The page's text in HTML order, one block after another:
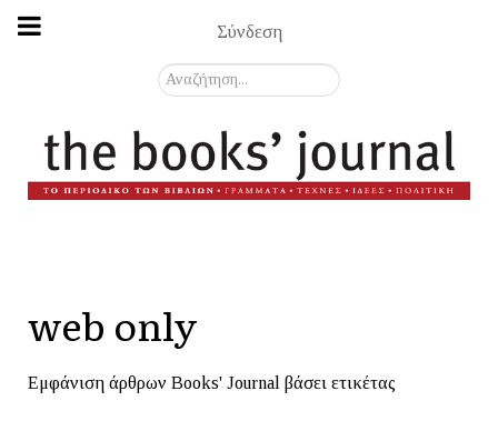
Σύνδεση
Αναζήτηση...
web only
Εμφάνιση άρθρων Books' Journal βάσει ετικέτας